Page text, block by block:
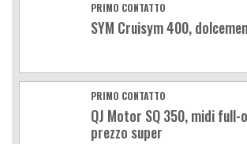
PRIMO CONTATTO
SYM Cruisym 400,
PRIMO CONTATTO
QJ Motor SQ 350, midi full-
prezzo super